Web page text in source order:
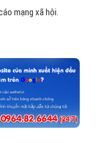
mạng xã hội.